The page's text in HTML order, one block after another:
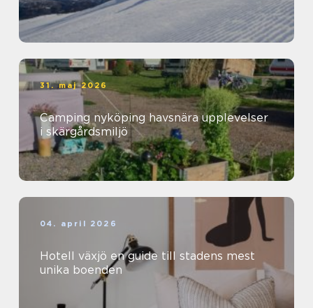
31. maj 2026
Camping nyköping havsnära upplevelser
i skärgårdsmiljö
04. april 2026
Hotell växjö en guide till stadens mest
unika boenden